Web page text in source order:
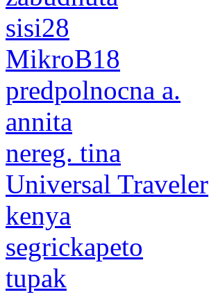
sisi28
MikroB18
predpolnocna a.
annita
nereg. tina
Universal Traveler
kenya
segrickapeto
tupak